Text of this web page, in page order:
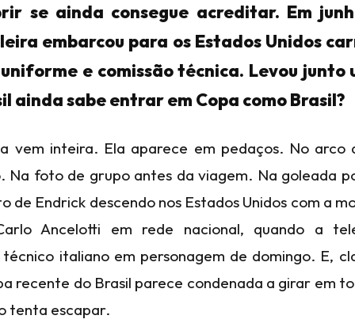
se ainda consegue acreditar. Em
embarcou para os Estados Unidos
e comissão técnica. Levou junto
ainda sabe entrar em Copa como Brasil?
vem inteira. Ela aparece em pedaços. No arco
Na foto de grupo antes da viagem. Na goleada
de Endrick descendo nos Estados Unidos com a
Ancelotti em rede nacional, quando a
italiano em personagem de domingo. E,
recente do Brasil parece condenada a girar em
tenta escapar.